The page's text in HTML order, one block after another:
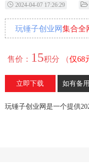
2024-04-07 17:26:29
玩锤子创业网集合全
售价： 15积分 （仅68
）
立即下载 如有备